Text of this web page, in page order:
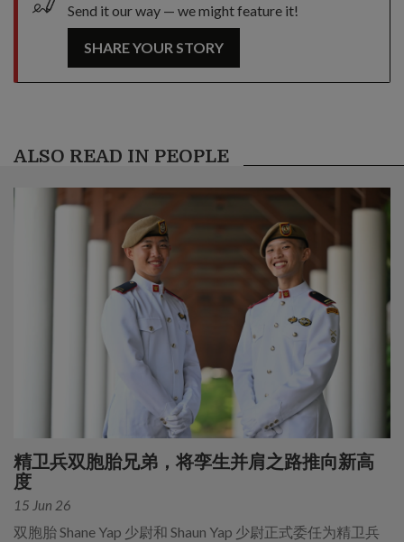
Send it our way — we might feature it!
SHARE YOUR STORY
ALSO READ IN PEOPLE
精卫兵双胞胎兄弟，将孪生并肩之路推向新高
度
15 Jun 26
双胞胎 Shane Yap 少尉和 Shaun Yap 少尉正式委任为精卫兵